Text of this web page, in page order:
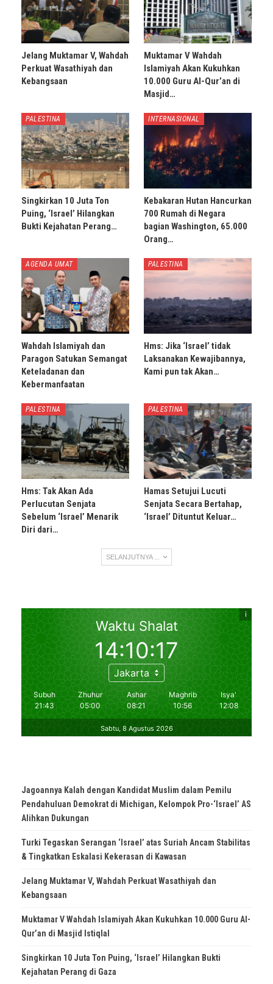
Jelang Muktamar V, Wahdah
Perkuat Wasathiyah dan
Kebangsaan
Muktamar V Wahdah
Islamiyah Akan Kukuhkan
10.000 Guru Al-Qur’an di
Masjid…
PALESTINA
Singkirkan 10 Juta Ton
Puing, ‘Israel’ Hilangkan
Bukti Kejahatan Perang…
INTERNASIONAL
Kebakaran Hutan Hancurkan
700 Rumah di Negara
bagian Washington, 65.000
Orang…
AGENDA UMAT
Wahdah Islamiyah dan
Paragon Satukan Semangat
Keteladanan dan
Kebermanfaatan
PALESTINA
Hms: Jika ‘Israel’ tidak
Laksanakan Kewajibannya,
Kami pun tak Akan…
PALESTINA
Hms: Tak Akan Ada
Perlucutan Senjata
Sebelum ‘Israel’ Menarik
Diri dari…
PALESTINA
Hamas Setujui Lucuti
Senjata Secara Bertahap,
‘Israel’ Dituntut Keluar…
SELANJUTNYA ...
Jagoannya Kalah dengan Kandidat Muslim dalam Pemilu
Pendahuluan Demokrat di Michigan, Kelompok Pro-‘Israel’ AS
Alihkan Dukungan
Turki Tegaskan Serangan ‘Israel’ atas Suriah Ancam Stabilitas
& Tingkatkan Eskalasi Kekerasan di Kawasan
Jelang Muktamar V, Wahdah Perkuat Wasathiyah dan
Kebangsaan
Muktamar V Wahdah Islamiyah Akan Kukuhkan 10.000 Guru Al-
Qur’an di Masjid Istiqlal
Singkirkan 10 Juta Ton Puing, ‘Israel’ Hilangkan Bukti
Kejahatan Perang di Gaza